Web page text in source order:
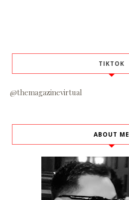
TIKTOK
@themagazinevirtual
ABOUT ME